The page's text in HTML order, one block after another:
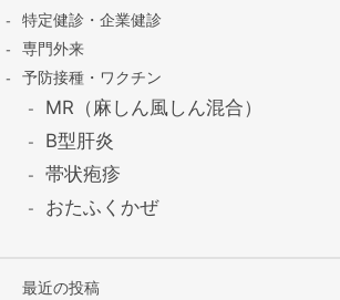
特定健診・企業健診
専門外来
予防接種・ワクチン
MR（麻しん風しん混合）
B型肝炎
帯状疱疹
おたふくかぜ
最近の投稿